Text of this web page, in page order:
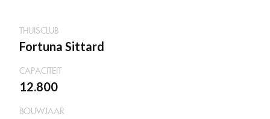
THUISCLUB
Fortuna Sittard
CAPACITEIT
12.800
BOUWJAAR